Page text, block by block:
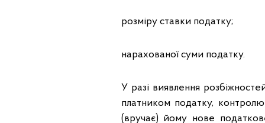
розміру ставки податку;
нарахованої суми податку.
У разі виявлення
платником податку,
(вручає) йому нове